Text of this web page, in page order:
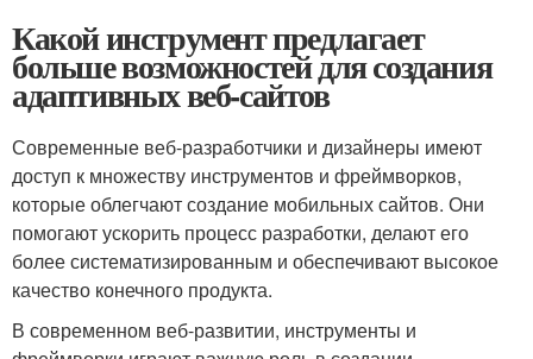
Какой инструмент предлагает
больше возможностей для создания
адаптивных веб-сайтов
Современные веб-разработчики и дизайнеры имеют
доступ к множеству инструментов и фреймворков,
которые облегчают создание мобильных сайтов. Они
помогают ускорить процесс разработки, делают его
более систематизированным и обеспечивают высокое
качество конечного продукта.
В современном веб-развитии, инструменты и